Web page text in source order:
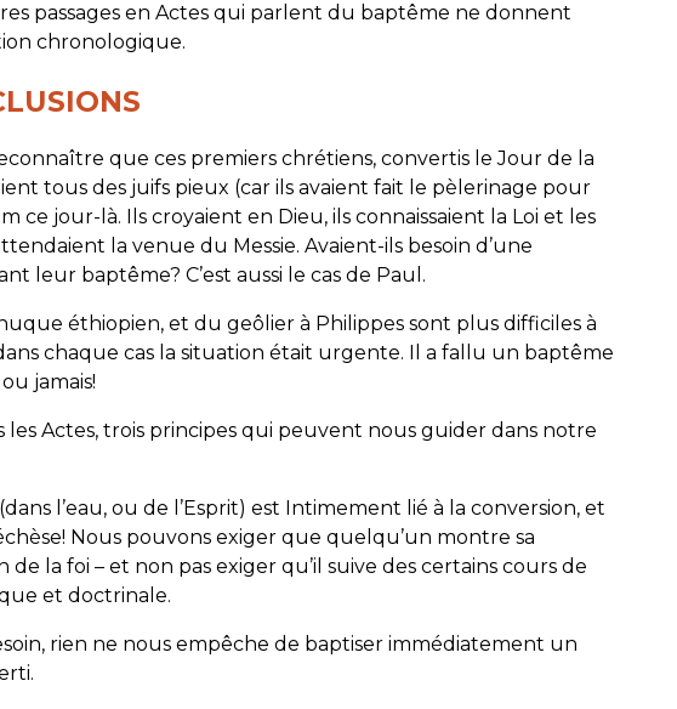
passages en Actes qui parlent du baptême ne donnent
chronologique.
que ces premiers chrétiens, convertis le Jour de la
tous des juifs pieux (car ils avaient fait le pèlerinage pour
ce jour-là. Ils croyaient en Dieu, ils connaissaient la Loi et les
la venue du Messie. Avaient-ils besoin d’une
leur baptême? C’est aussi le cas de Paul.
éthiopien, et du geôlier à Philippes sont plus difficiles à
chaque cas la situation était urgente. Il a fallu un baptême
jamais!
les Actes, trois principes qui peuvent nous guider dans notre
l’eau, ou de l’Esprit) est Intimement lié à la conversion, et
Nous pouvons exiger que quelqu’un montre sa
de la foi – et non pas exiger qu’il suive des certains cours de
et doctrinale.
rien ne nous empêche de baptiser immédiatement un